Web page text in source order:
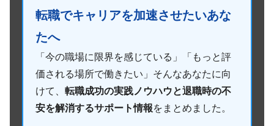
転職でキャリアを加速させたいあな
たへ
「今の職場に限界を感じている」「もっと評
価される場所で働きたい」そんなあなたに向
けて、 転職成功の実践ノウハウと退職時の不
安を解消するサポート情報をまとめました。